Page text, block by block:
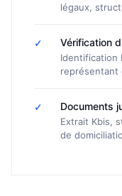
légaux,
✓ Vérification
Identification
représentant
✓ Documents
Extrait Kbis,
de